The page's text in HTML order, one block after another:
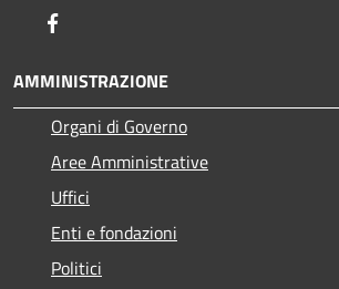
AMMINISTRAZIONE
Organi di Governo
Aree Amministrative
Uffici
Enti e fondazioni
Politici